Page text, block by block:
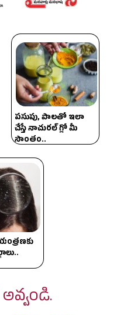
పసుపు, పాలతో ఇలా
చేస్తే నాచురల్ గ్లో మీ
సొంతం..